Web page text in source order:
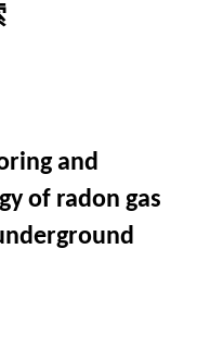
and
of radon gas